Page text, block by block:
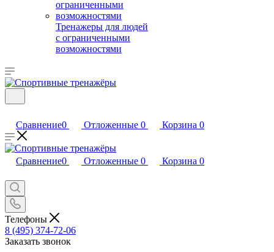
Тренажеры для людей
с ограниченными
возможностями
Сравнение0 Отложенные 0 Корзина 0
Сравнение0 Отложенные 0 Корзина 0
Телефоны
8 (495) 374-72-06
Заказать звонок